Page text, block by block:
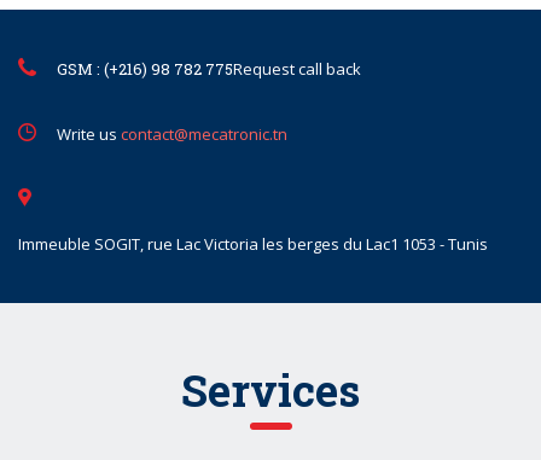
GSM : (+216) 98 782 775Request call back
Write us contact@mecatronic.tn
Immeuble SOGIT, rue Lac Victoria les berges du Lac1 1053 - Tunis
Services